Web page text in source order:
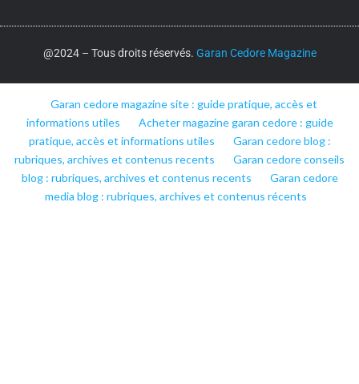
@2024 – Tous droits réservés. Garan Cedore Magazine
Garan cedore magazine site : guide pratique, accès et
informations utiles
Acheter magazine garan cedore : guide
pratique, accès et informations utiles
Garan cedore blog :
rubriques, archives et contenus recents
Garan cedore conseils
blog : rubriques, archives et contenus recents
Garan cedore
media blog : rubriques, archives et contenus récents